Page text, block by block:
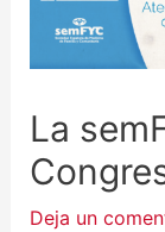
La
Deja un